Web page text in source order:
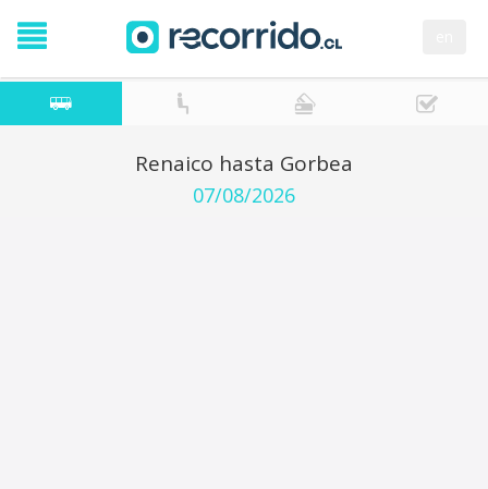
Renaico hasta Gorbea
07/08/2026